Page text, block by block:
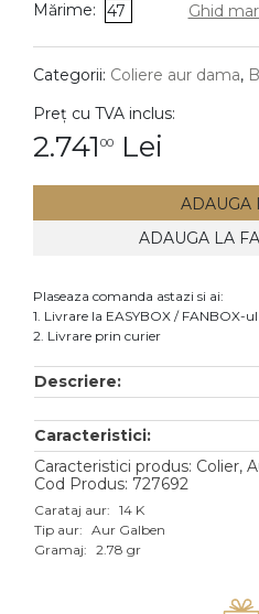
DIAMANTE
Cercei
Accesorii
Aur alb
Aur roz
Aur mixt
Mărime: 47 Ghid
Categorii: Coliere aur dama,
Preț cu TVA inclus:
2.741 00 Lei
ADAUGA
ADAUGA LA
Plaseaza comanda astazi si ai:
1. Livrare la EASYBOX / FANBOX-
2. Livrare prin curier
Descriere:
Caracteristici:
Caracteristici produs: Colier,
Cod Produs: 727692
Carataj aur: 14 K
Tip aur: Aur Galben
Gramaj: 2.78 gr